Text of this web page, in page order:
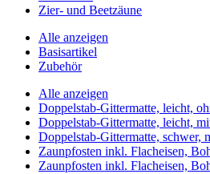
Zier- und Beetzäune
Alle anzeigen
Basisartikel
Zubehör
Alle anzeigen
Doppelstab-Gittermatte, leicht,
Doppelstab-Gittermatte, leicht,
Doppelstab-Gittermatte, schwer,
Zaunpfosten inkl. Flacheisen,
Zaunpfosten inkl. Flacheisen,